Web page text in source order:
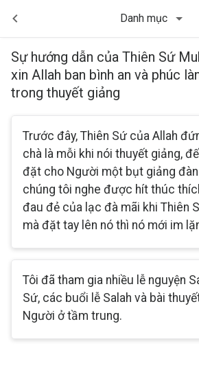
Danh mục
Sự hướng dẫn của Thiên Sứ
xin Allah ban bình an và phúc
trong thuyết giảng
Trước đây, Thiên Sứ của Allah
chà là mỗi khi nói thuyết giảng,
đặt cho Người một bụt giảng
chúng tôi nghe được hít thúc
đau đẻ của lạc đà mãi khi Thiên
mà đặt tay lên nó thì nó mới im
Tôi đã tham gia nhiều lễ nguyện
Sứ, các buổi lễ Salah và bài
Người ở tầm trung.